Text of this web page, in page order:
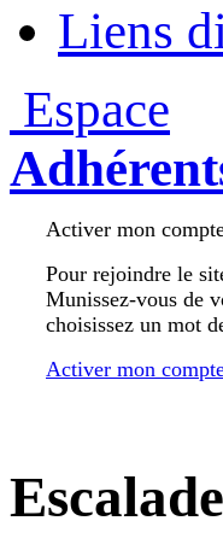
Liens
Espace
Activer mon
Pour rejoindre le
Munissez-vous de
choisissez un mot
Activer mon